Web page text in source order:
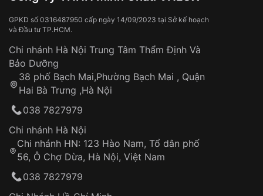
Thời gian vận chuyển trung bình: 3 – 5 ngày
làm việc
Áp dụng cho tất cả tỉnh thành trên toàn quốc
Thời gian tính từ khi xác nhận đơn hàng thành
công
Hotline: 0585 215 215
Từ khóa SEO:
Tai nạn hoặc tác động từ bên ngoài
Hao mòn tự nhiên theo thời gian:
Dây đeo
Sản phẩm đã bị:
Tự ý sửa chữa
thống VNLUX
Đảm bảo quyền lợi khách hàng
GPKD số 0316487950 cấp ngày 14/09/2023 tại Sở kế hoạch
và Đầu tư TP.HCM.
Chi nhánh Hà Nội Trung Tâm Thẩm Định Và
Bảo Dưỡng
38 phố Bạch Mai,Phường Bạch Mai , Quận
Hai Bà Trưng ,Hà Nội
038 7827979
Chi nhánh Hà Nội
Chi nhánh HN: 123 Hào Nam, Tổ dân phố
56, Ô Chợ Dừa, Hà Nội, Việt Nam
038 7827979